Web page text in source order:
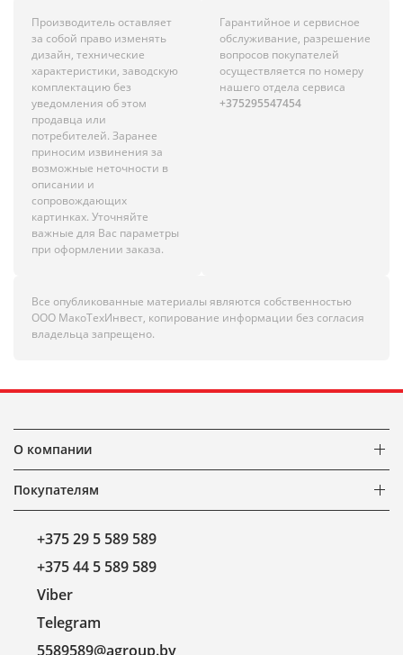
Производитель оставляет
за собой право изменять
дизайн, технические
характеристики, заводскую
комплектацию без
уведомления об этом
продавца или
потребителей. Заранее
приносим извинения за
возможные неточности в
описании и
сопровождающих
картинках. Уточняйте
важные для Вас параметры
при оформлении заказа.
Гарантийное и сервисное
обслуживание, разрешение
вопросов покупателей
осуществляется по номеру
нашего отдела сервиса
+375295547454
Все опубликованные материалы являются собственностью
ООО МакоТехИнвест, копирование информации без согласия
владельца запрещено.
О компании
Покупателям
+375 29 5 589 589
+375 44 5 589 589
Viber
Telegram
5589589@agroup.by